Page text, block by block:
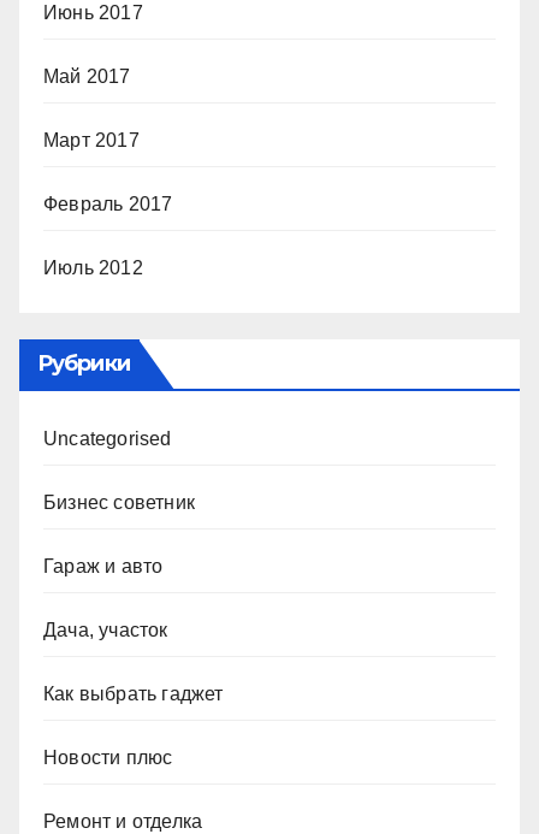
Июнь 2017
Май 2017
Март 2017
Февраль 2017
Июль 2012
Рубрики
Uncategorised
Бизнес советник
Гараж и авто
Дача, участок
Как выбрать гаджет
Новости плюс
Ремонт и отделка